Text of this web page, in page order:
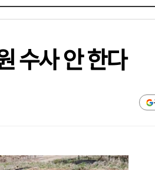
수사 안 한다